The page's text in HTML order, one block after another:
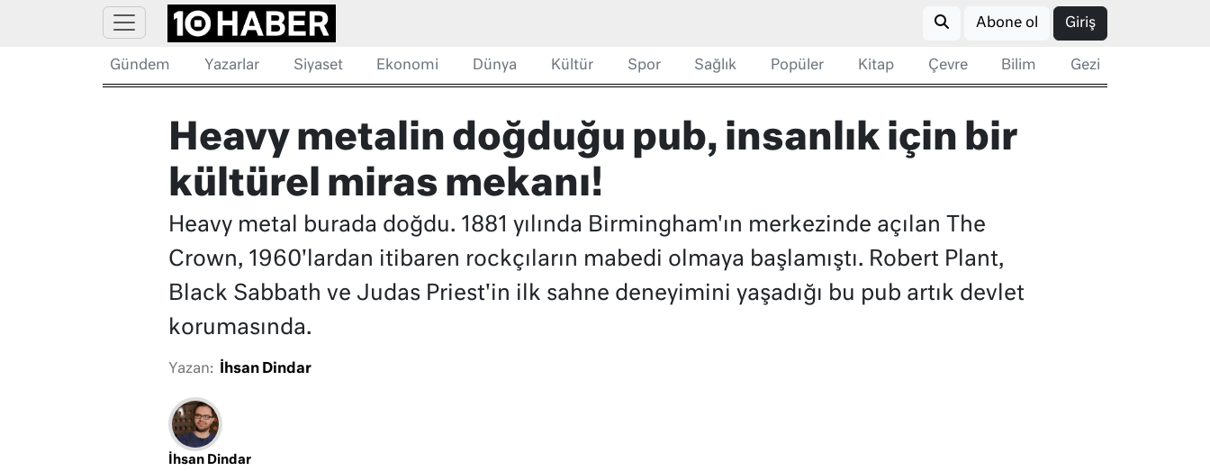
Abone ol Giriş
Gündem Yazarlar Siyaset Ekonomi Dünya Kültür Spor Sağlık Popüler Kitap Çevre Bilim Gezi
Heavy metalin doğduğu pub, insanlık için bir
kültürel miras mekanı!
Heavy metal burada doğdu. 1881 yılında Birmingham'ın merkezinde açılan The
Crown, 1960'lardan itibaren rockçıların mabedi olmaya başlamıştı. Robert Plant,
Black Sabbath ve Judas Priest'in ilk sahne deneyimini yaşadığı bu pub artık devlet
korumasında.
Yazan: İhsan Dindar
İhsan Dindar